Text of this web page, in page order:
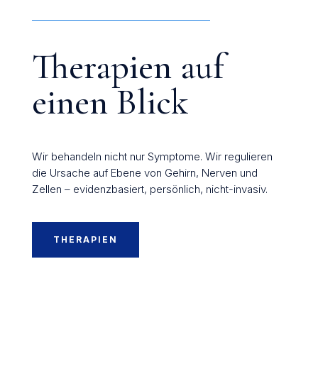
Therapien auf
einen Blick
Wir behandeln nicht nur Symptome. Wir regulieren
die Ursache auf Ebene von Gehirn, Nerven und
Zellen – evidenzbasiert, persönlich, nicht-invasiv.
THERAPIEN